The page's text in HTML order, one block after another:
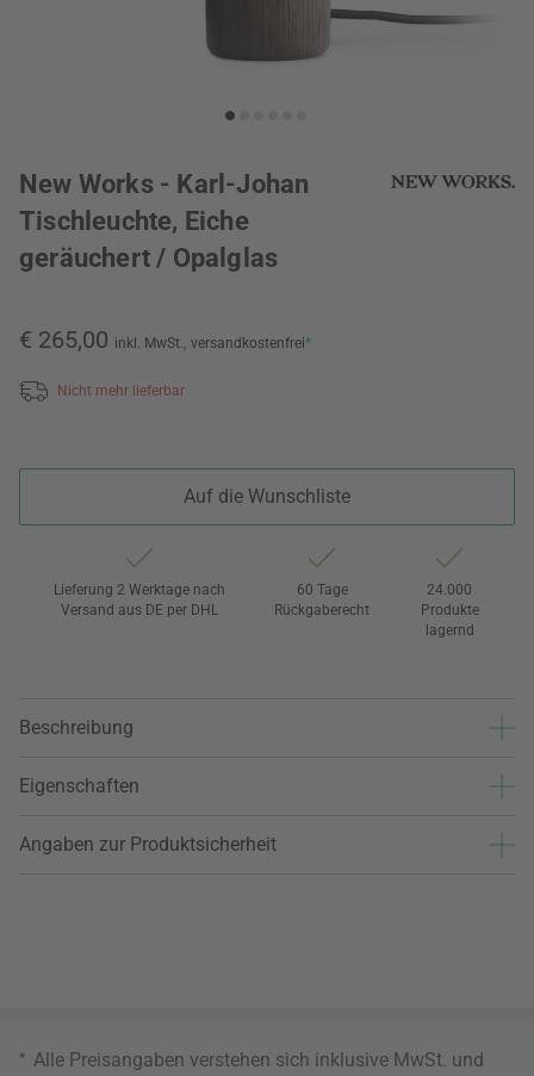
New Works - Karl-Johan
Tischleuchte, Eiche
geräuchert / Opalglas
€ 265,00 inkl. MwSt., versandkostenfrei*
Nicht mehr lieferbar
Auf die Wunschliste
Lieferung 2 Werktage nach
Versand aus DE per DHL
60 Tage
Rückgaberecht
24.000
Produkte
lagernd
Beschreibung
Eigenschaften
Angaben zur Produktsicherheit
* Alle Preisangaben verstehen sich inklusive MwSt. und